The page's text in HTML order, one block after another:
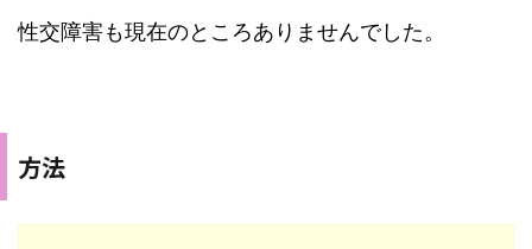
性交障害も現在のところありませんでした。
方法